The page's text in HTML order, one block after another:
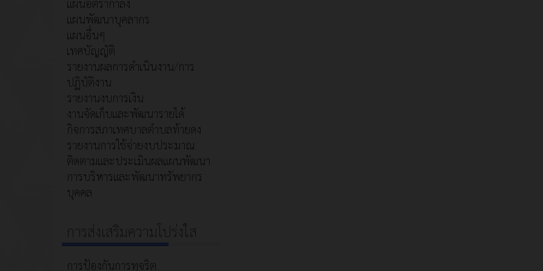
แผนพัฒนาบุคลากร
แผนอื่นๆ
เทศบัญญัติ
รายงานผลการดำเนินงาน/การ
ปฏิบัติงาน
รายงานงบการเงิน
งานจัดเก็บและพัฒนารายได้
กิจการสภาเทศบาลตำบลท้ายดง
รายงานการใช้จ่ายงบประมาณ
ติดตามและประเมินผลแผนพัฒนา
การบริหารและพัฒนาทรัพยากร
บุคคล
การส่งเสริมความโปร่งใส
การป้องกันการทุจริต